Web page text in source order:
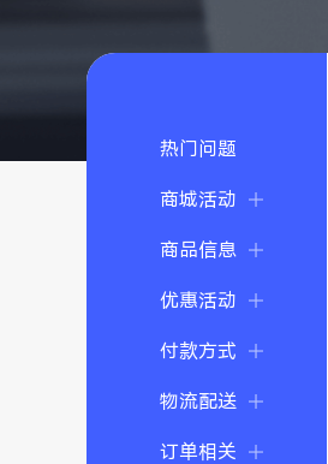
热门问题
商城活动
商品信息
优惠活动
付款方式
物流配送
订单相关